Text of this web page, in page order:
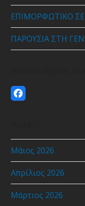
ΕΠΙΜΟΡΦΩΤΙΚΟ
ΠΑΡΟΥΣΙΑ ΣΤΗ
Facebook
Μάιος 2026
Απρίλιος 2026
Μάρτιος 2026